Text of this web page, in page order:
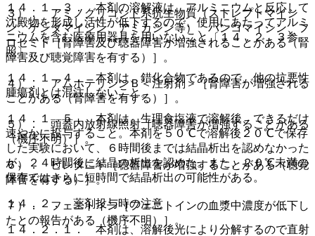
１４．１．３． 本剤の溶解液は、アルミニウムと反応して
沈殿物を形成し活性が低下するので、使用にあたってアルミ
ニウムを含む医療用器具を用いないこと〔１４．２．３参
照〕。
１４．１．４． 本剤は、錯化合物であるので、他の抗悪性
腫瘍剤とは混注しないこと。
１４．１．５． 本剤は、生理食塩液で溶解後、できるだけ
速やかに投与すること。本剤を５０℃で溶解後２０℃で保存
した実験において、６時間後までは結晶析出を認めなかった
が、２４時間後に結晶の析出を認めた。また、２０℃未満の
保存ではさらに短時間で結晶析出の可能性がある。
１４．２． 薬剤投与時の注意
１４．２．１． 本剤は、溶解後光により分解するので直射
３）． アミノグリコシド系抗生物質（ストレプトマイシ
ン、ゲンタマイシン、アミカシン等）、バンコマイシン、フ
ロセミド［腎障害及び聴器障害が増強されることがある（腎
障害及び聴覚障害を有する）］。
４）． アムホテリシンＢ＜注射剤＞［腎障害が増強される
ことがある（腎障害を有する）］。
５）． 頭蓋内放射線照射［聴器障害が増強することがある
（機序不明）］。
６）． ピレタニド［聴器障害が増強することがある（聴覚
障害を有する）］。
７）． フェニトイン［フェニトインの血漿中濃度が低下し
たとの報告がある（機序不明）］。